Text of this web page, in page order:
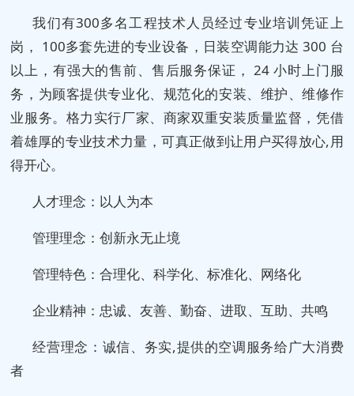
我们有300多名工程技术人员经过专业培训凭证上
岗， 100多套先进的专业设备，日装空调能力达 300 台
以上，有强大的售前、售后服务保证， 24 小时上门服
务，为顾客提供专业化、规范化的安装、维护、维修作
业服务。格力实行厂家、商家双重安装质量监督，凭借
着雄厚的专业技术力量，可真正做到让用户买得放心,用
得开心。
人才理念：以人为本
管理理念：创新永无止境
管理特色：合理化、科学化、标准化、网络化
企业精神：忠诚、友善、勤奋、进取、互助、共鸣
经营理念：诚信、务实,提供的空调服务给广大消费
者